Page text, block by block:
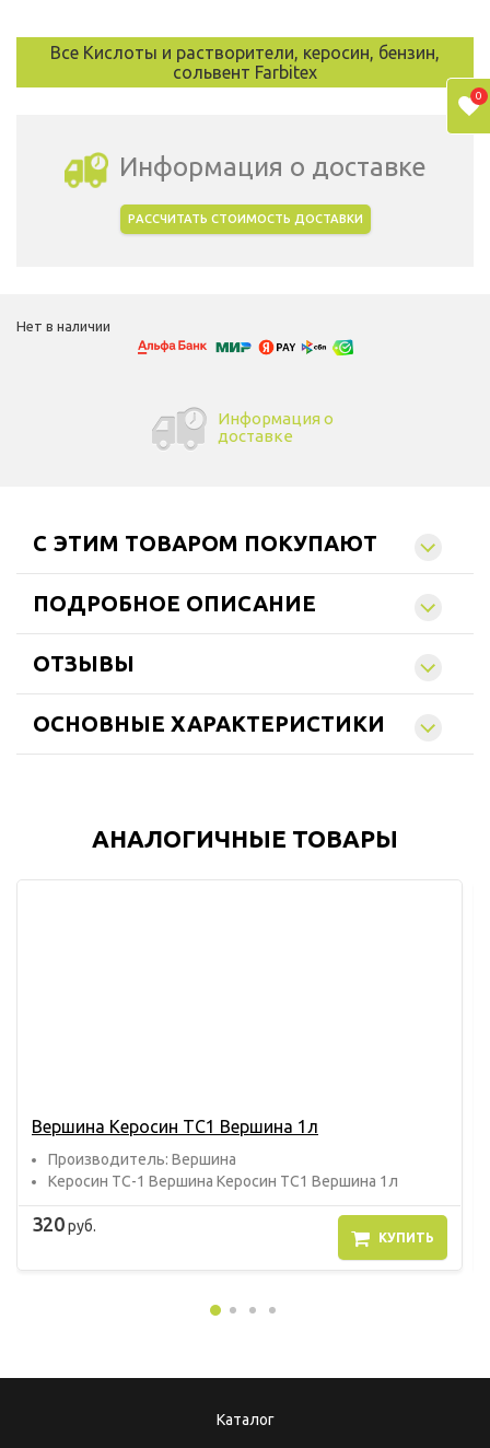
Все Кислоты и растворители, керосин, бензин,
сольвент Farbitex
Информация о доставке
РАССЧИТАТЬ СТОИМОСТЬ ДОСТАВКИ
Нет в наличии
Информация о
доставке
C ЭТИМ ТОВАРОМ ПОКУПАЮТ
ПОДРОБНОЕ ОПИСАНИЕ
ОТЗЫВЫ
ОСНОВНЫЕ ХАРАКТЕРИСТИКИ
АНАЛОГИЧНЫЕ ТОВАРЫ
Вершина Керосин ТС1 Вершина 1л
Прoизвoдитель: Вершина
Керосин ТС-1 Вершина Керосин ТС1 Вершина 1л
320руб.
КУПИТЬ
Каталог
0